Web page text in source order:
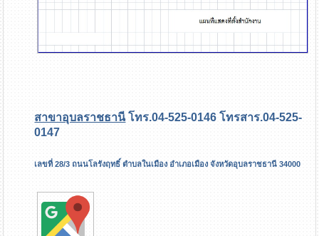
สาขาอุบลราชธานีโทร.04-525-0146 โทรสาร.04-525-
0147
เลขที่ 28/3 ถนนโลรังฤทธิ์ ตำบลในเมือง อำเภอเมือง จังหวัดอุบลราชธานี 34000